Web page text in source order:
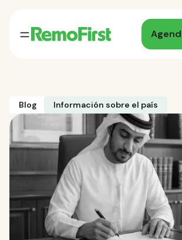
Blog Información sobre el país